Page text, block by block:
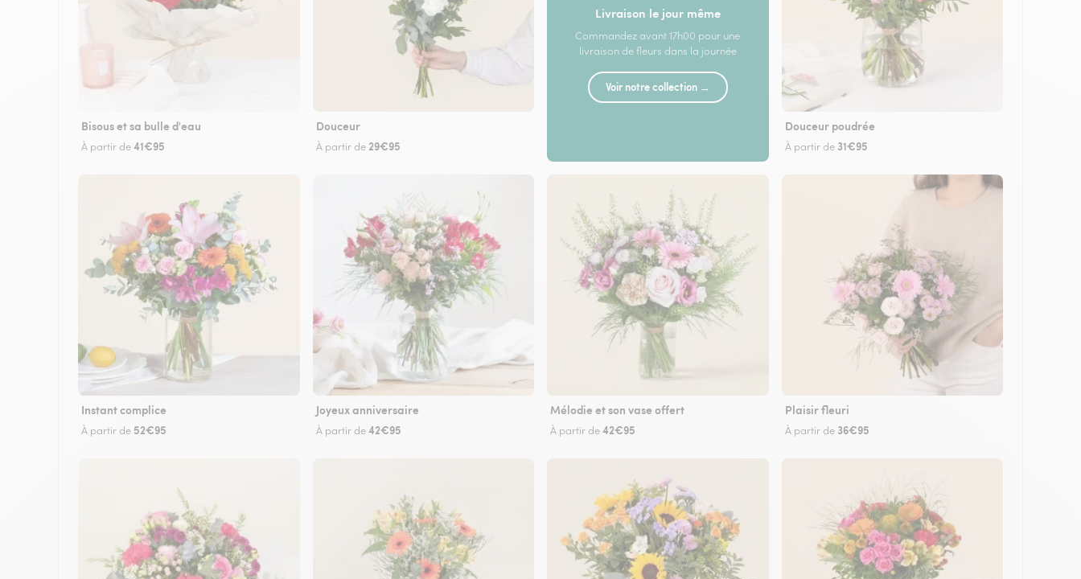
Bisous et sa bulle d'eau
À partir de41€95
Douceur
À partir de 29€95
Livraison le jour même
Commandez avant 17h00 pour une
livraison de fleurs dans la journée
Voir notre collection →
Douceur poudrée
À partir de 31€95
Instant complice
À partir de 52€95
Joyeux anniversaire
À partir de42€95
Mélodie et son vase offert
À partir de42€95
Plaisir fleuri
À partir de 36€95